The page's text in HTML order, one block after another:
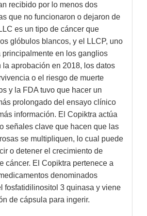
recibido por lo menos dos
que no funcionaron o dejaron de
es un tipo de cáncer que
glóbulos blancos, y el LLCP, uno
principalmente en los ganglios
la aprobación en 2018, los datos
o el riesgo de muerte
y la FDA tuvo que hacer un
prolongado del ensayo clínico
información. El Copiktra actúa
señales clave que hacen que las
se multipliquen, lo cual puede
o detener el crecimiento de
cáncer. El Copiktra pertenece a
denominados
fosfatidilinositol 3 quinasa y viene
de cápsula para ingerir.